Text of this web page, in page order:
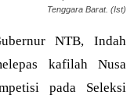
Tenggara Barat. (Ist)
NTB, Indah
kafilah Nusa
pada Seleksi